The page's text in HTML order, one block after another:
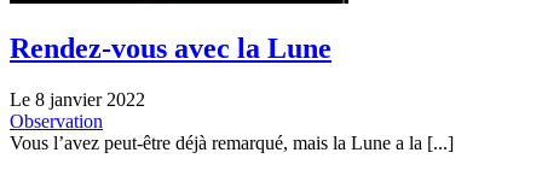
Rendez-vous avec la Lune
Le 8 janvier 2022
Observation
Vous l’avez peut-être déjà remarqué, mais la Lune a la [...]